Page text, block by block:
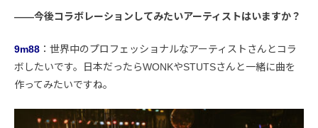
――今後コラボレーションしてみたいアーティストはいますか？
9m88 ：世界中のプロフェッショナルなアーティストさんとコラ
ボしたいです。日本だったらWONKやSTUTSさんと一緒に曲を
作ってみたいですね。